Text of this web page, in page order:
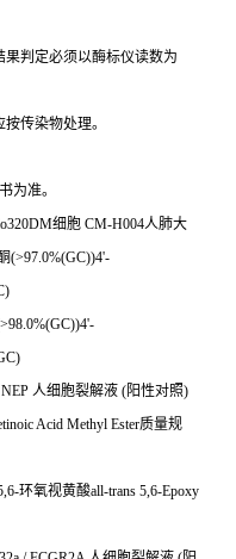
判定必须以酶标仪读数为
传染物处理。
为准。
细胞 CM-H004人肺大
(>97.0%(GC))4'-
人细胞裂解液 (阳性对照)
Acid Methyl Ester质量规
环氧视黄酸all-trans 5,6-Epoxy